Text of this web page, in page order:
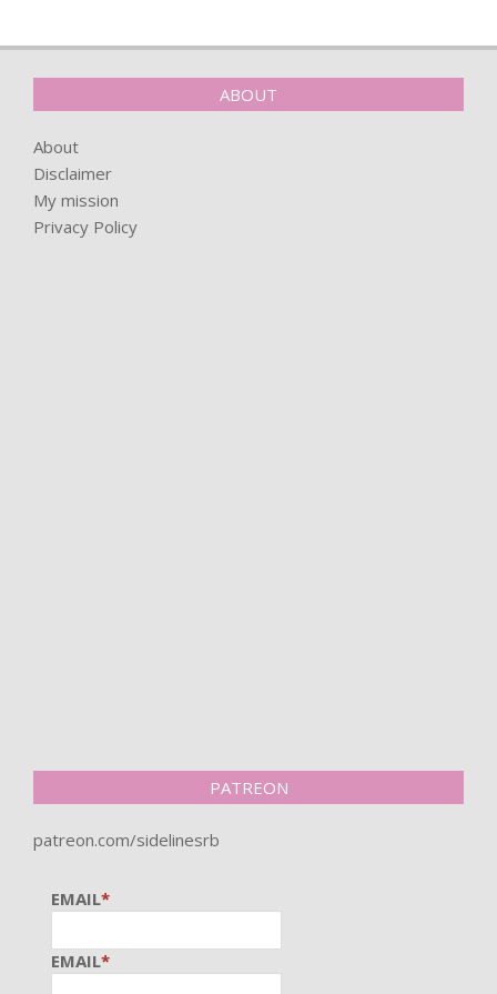
ABOUT
About
Disclaimer
My mission
Privacy Policy
PATREON
patreon.com/sidelinesrb
EMAIL*
EMAIL*